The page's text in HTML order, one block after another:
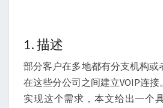
继
通
信
1. 描述
部分客户在多地都有分支机构或
在这些分公司之间建立VOIP连
实现这个需求，本文给出一个